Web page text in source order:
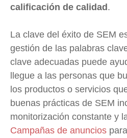
calificación de calidad.
La clave del éxito de SEM
gestión de las palabras
clave adecuadas puede
llegue a las personas que
los productos o servicios
buenas prácticas de SEM
monitorización constante y
Campañas de anuncios